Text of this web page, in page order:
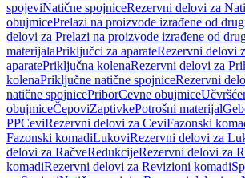
spojeviNatične spojniceRezervni delovi za
obujmicePrelazi na proizvode izrađene od
delovi za Prelazi na proizvode izrađene od
materijalaPriključci za aparateRezervni delovi
aparatePriključna kolenaRezervni delovi za
kolenaPriključne natične spojniceRezervni
natične spojnicePriborCevne obujmice
obujmiceČepoviZaptivkePotrošni materijal
PPCeviRezervni delovi za CeviFazonski
Fazonski komadiLukoviRezervni delovi za
delovi za RačveRedukcijeRezervni delovi za
komadiRezervni delovi za Revizioni komadi